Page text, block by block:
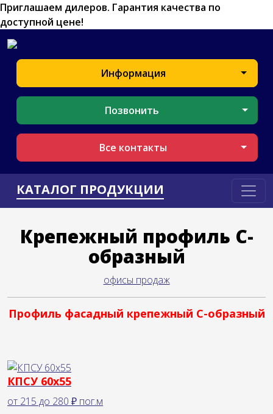
Приглашаем дилеров. Гарантия качества по
доступной цене!
Информация
Позвонить
Все контакты
КАТАЛОГ ПРОДУКЦИИ
Крепежный профиль С-
образный
офисы продаж
Профиль фасадный крепежный С-образный
КПСУ 60х55
от 215 до 280 ₽ пог.м